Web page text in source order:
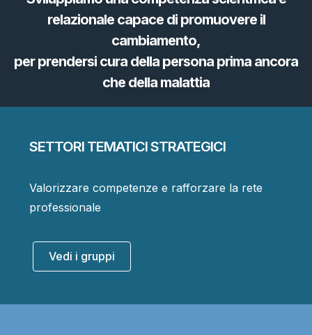
relazionale capace di promuovere il
cambiamento,
per prendersi cura della persona prima ancora
che della malattia
SETTORI TEMATICI STRATEGICI
Valorizzare competenze e rafforzare la rete
professionale
Vedi i gruppi